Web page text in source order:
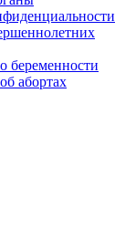
беременности
абортах